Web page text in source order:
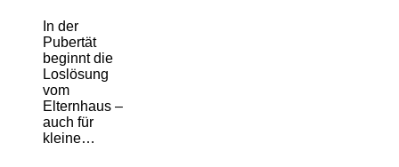
In der
Pubertät
beginnt die
Loslösung
vom
Elternhaus –
auch für
kleine…